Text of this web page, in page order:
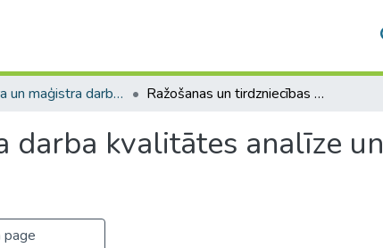
Bakalaura un maģistra darbi (ESZF) / Bachelor's and Master's theses Ražošanas un tirdzniecības uzņēmuma darba kvalitātes analīze un pilnveidošana
darba kvalitātes analīze un